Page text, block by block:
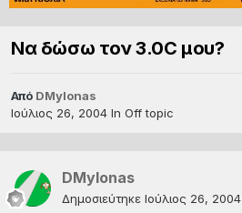
Να δώσω τον 3.0C μου?
Από DMylonas
Ιούλιος 26, 2004 In Off topic
DMylonas
Δημοσιεύτηκε Ιούλιος 26, 2004